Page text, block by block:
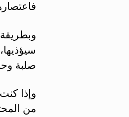
وبطريقة
صلبة
وإذا
من